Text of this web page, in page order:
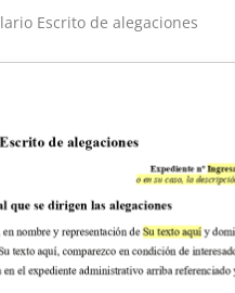
Escrito de alegaciones